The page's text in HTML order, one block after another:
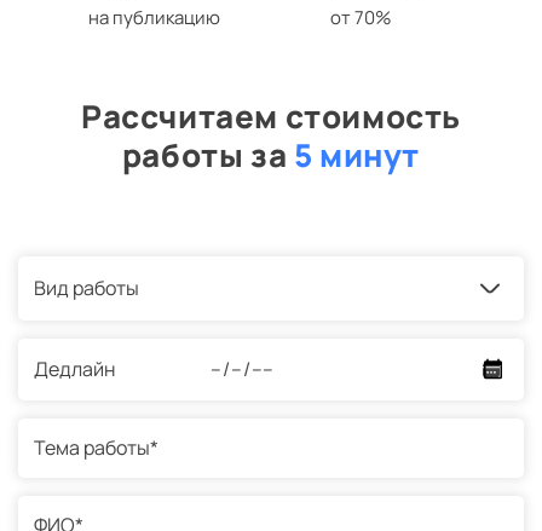
на публикацию от 70%
Рассчитаем стоимость
работы за 5 минут